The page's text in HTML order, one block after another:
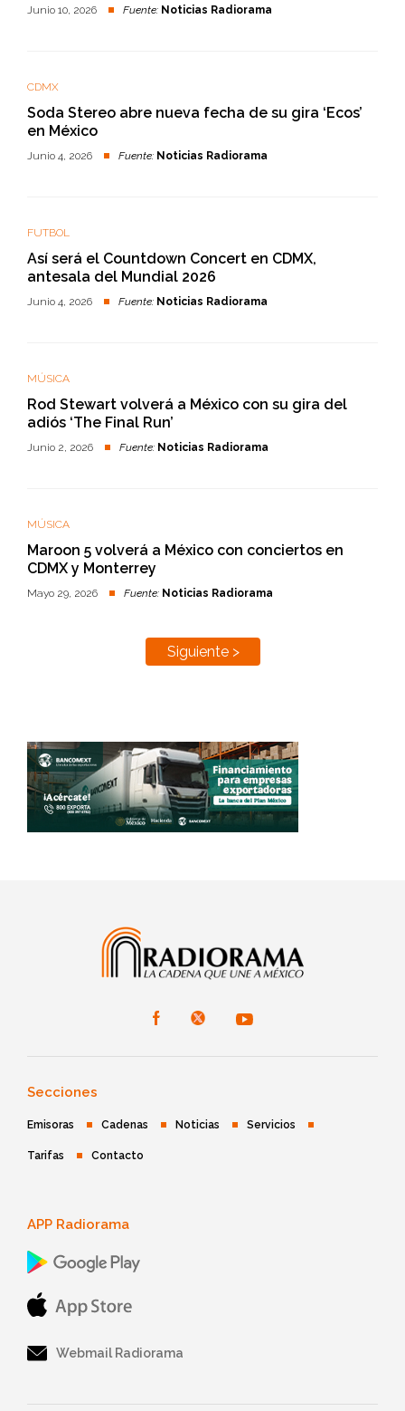
Junio 10, 2026 Fuente: Noticias Radiorama
CDMX
Soda Stereo abre nueva fecha de su gira ‘Ecos’
en México
Junio 4, 2026 Fuente: Noticias Radiorama
FUTBOL
Así será el Countdown Concert en CDMX,
antesala del Mundial 2026
Junio 4, 2026 Fuente: Noticias Radiorama
MÚSICA
Rod Stewart volverá a México con su gira del
adiós ‘The Final Run’
Junio 2, 2026 Fuente: Noticias Radiorama
MÚSICA
Maroon 5 volverá a México con conciertos en
CDMX y Monterrey
Mayo 29, 2026 Fuente: Noticias Radiorama
Siguiente >
Secciones
Emisoras Cadenas Noticias Servicios
Tarifas Contacto
APP Radiorama
Webmail Radiorama